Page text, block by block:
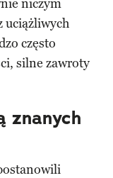
niczym
uciążliwych
często
silne zawroty
znanych